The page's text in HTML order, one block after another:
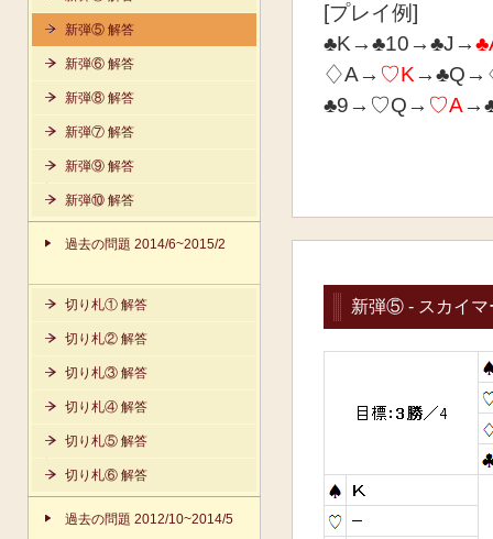
新弾⑤ 解答
新弾⑥ 解答
新弾⑧ 解答
新弾⑦ 解答
新弾⑨ 解答
新弾⑩ 解答
過去の問題 2014/6~2015/2
切り札① 解答
切り札② 解答
切り札③ 解答
切り札④ 解答
切り札⑤ 解答
切り札⑥ 解答
過去の問題 2012/10~2014/5
[プレイ例]
♣K→♣10→♣J→
♢A→ ♡K
♣9→♡Q→ ♡A
新弾⑤ - スカイマ